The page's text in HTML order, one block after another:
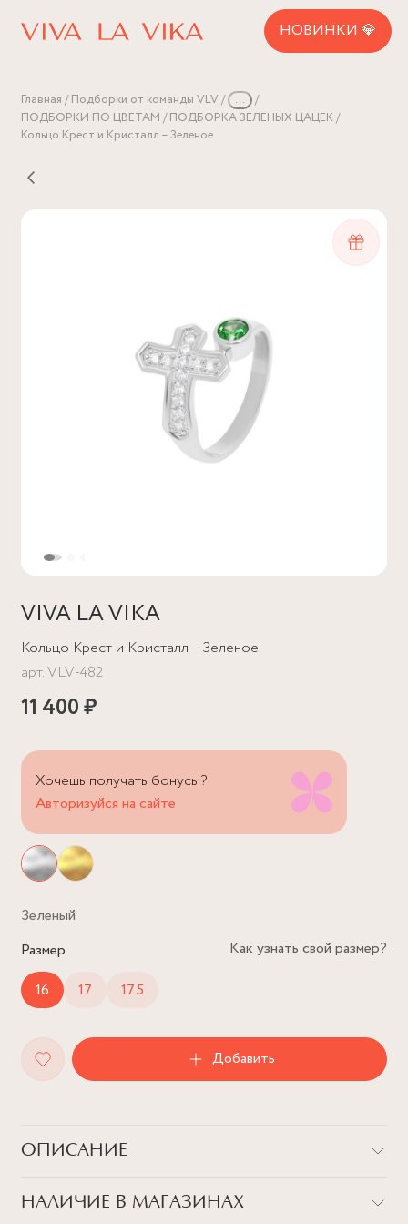
НОВИНКИ 💎
Главная Подборки от команды VLV
...
ПОДБОРКИ ПО ЦВЕТАМ
ПОДБОРКА ЗЕЛЕНЫХ ЦАЦЕК
Кольцо Крест и Кристалл – Зеленое
VIVA LA VIKA
Кольцо Крест и Кристалл – Зеленое
арт.VLV-482
11 400 ₽
Хочешь получать бонусы?
Авторизуйся на сайте
Зеленый
Размер
16
17 17.5
Как узнать свой размер?
Добавить
ОПИСАНИЕ
и мы, то вот идеальное решение! Нежное кольцо в форме
НАЛИЧИЕ В МАГАЗИНАХ